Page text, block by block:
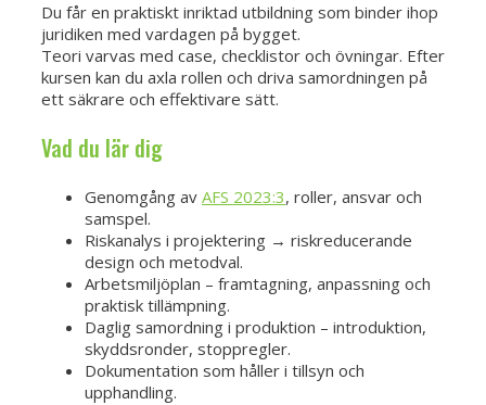
Du får en praktiskt inriktad utbildning som binder ihop
juridiken med vardagen på bygget.
Teori varvas med case, checklistor och övningar. Efter
kursen kan du axla rollen och driva samordningen på
ett säkrare och effektivare sätt.
Vad du lär dig
Genomgång av AFS 2023:3, roller, ansvar och
samspel.
Riskanalys i projektering → riskreducerande
design och metodval.
Arbetsmiljöplan – framtagning, anpassning och
praktisk tillämpning.
Daglig samordning i produktion – introduktion,
skyddsronder, stoppregler.
Dokumentation som håller i tillsyn och
upphandling.